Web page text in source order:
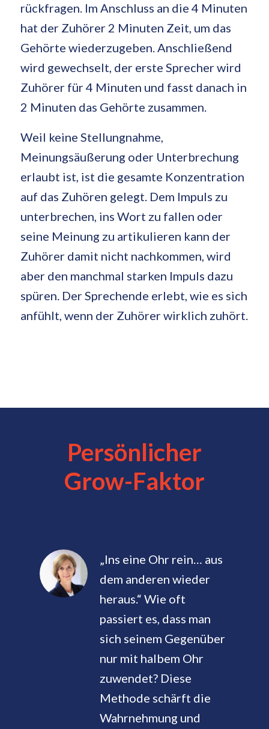
rückfragen. Im Anschluss an die 4 Minuten
hat der Zuhörer 2 Minuten Zeit, um das
Gehörte wiederzugeben. Anschließend
wird gewechselt, der erste Sprecher wird
Zuhörer für 4 Minuten und fasst danach in
2 Minuten das Gehörte zusammen.
Weil keine Stellungnahme,
Meinungsäußerung oder Unterbrechung
erlaubt ist, ist die gesamte Konzentration
auf das Zuhören gelegt. Dem Impuls zu
unterbrechen, ins Wort zu fallen oder
seine Meinung zu artikulieren kann der
Zuhörer damit nicht nachkommen, wird
aber den manchmal starken Impuls dazu
spüren. Der Sprechende erlebt, wie es sich
anfühlt, wenn der Zuhörer wirklich zuhört.
Persönlicher
Grow-Faktor
„Ins eine Ohr rein… aus
dem anderen wieder
heraus.“ Wie oft
passiert es, dass man
sich seinem Gegenüber
nur mit halbem Ohr
zuwendet? Diese
Methode schärft die
Wahrnehmung und